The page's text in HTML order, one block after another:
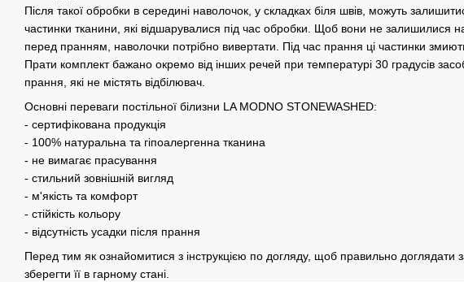
Після такої обробки в середині наволочок, у складках біля швів, можуть
частинки тканини, які відшарувалися під час обробки. Щоб вони не залишилися на
перед пранням, наволочки потрібно вивертати. Під час прання ці частинки
Прати комплект бажано окремо від інших речей при температурі 30 градусів
прання, які не містять відбілювач.
Основні переваги постільної білизни LA MODNO STONEWASHED:
- сертифікована продукція
- 100% натуральна та гіпоалергенна тканина
- не вимагає прасування
- стильний зовнішній вигляд
- м'якість та комфорт
- стійкість кольору
- відсутність усадки після прання
Перед тим як ознайомитися з інструкцією по догляду, щоб правильно доглядати
зберегти її в гарному стані.